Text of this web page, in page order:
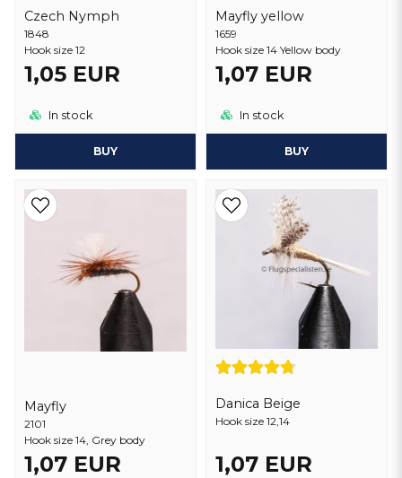
Czech Nymph
1848
Hook size 12
1,05 EUR
In stock
BUY
Mayfly yellow
1659
Hook size 14 Yellow body
1,07 EUR
In stock
BUY
Mayfly
2101
Hook size 14, Grey body
1,07 EUR
Danica Beige
Hook size 12,14
1,07 EUR